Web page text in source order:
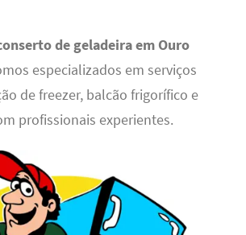
de geladeira em Ouro
especializados em serviços
de freezer, balcão frigorífico e
profissionais experientes.